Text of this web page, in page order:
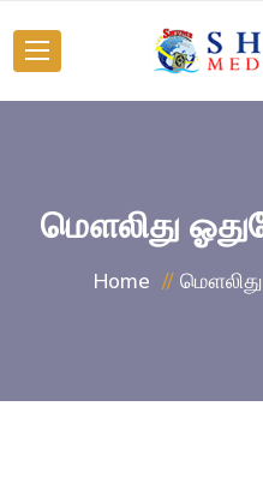
மௌலிது
Home